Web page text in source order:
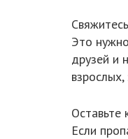
Это
друзей и
Оставьте
Если